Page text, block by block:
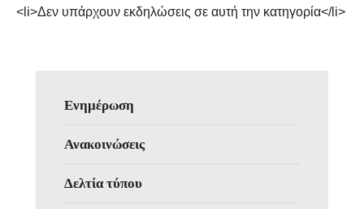
<li>Δεν υπάρχουν εκδηλώσεις σε αυτή την κατηγορία</li>
Ενημέρωση
Ανακοινώσεις
Δελτία τύπου